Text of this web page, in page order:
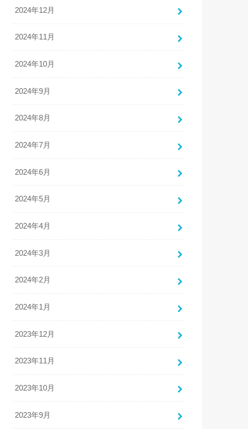
2024年12月
2024年11月
2024年10月
2024年9月
2024年8月
2024年7月
2024年6月
2024年5月
2024年4月
2024年3月
2024年2月
2024年1月
2023年12月
2023年11月
2023年10月
2023年9月